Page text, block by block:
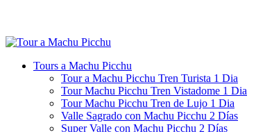
Tours a Machu Picchu
Tour a Machu Picchu Tren Turista 1 Dia
Tour Machu Picchu Tren Vistadome 1 Dia
Tour Machu Picchu Tren de Lujo 1 Dia
Valle Sagrado con Machu Picchu 2 Días
Super Valle con Machu Picchu 2 Días